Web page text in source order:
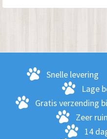
Snelle levering
Lage
Gratis verzending
Zeer
14